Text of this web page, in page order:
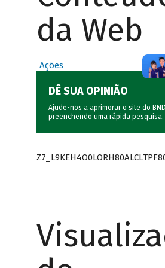
da Web
Ações
DÊ SUA OPINIÃO
Ajude-nos a aprimorar o site do
preenchendo uma rápida pesquisa.